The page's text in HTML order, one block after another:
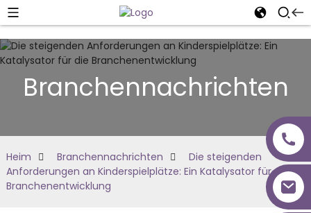
Branchennachrichten
Heim Branchennachrichten
Die steigenden
Anforderungen an Kinderspielplätze: Ein Katalysator für die
Branchenentwicklung